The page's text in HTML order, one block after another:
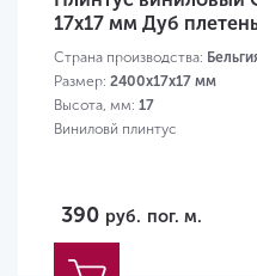
17х17 мм Дуб
Страна производства:
Размер: 2400х17х17 мм
Высота, мм: 17
Виниловй плинтус
390 руб. пог. м.